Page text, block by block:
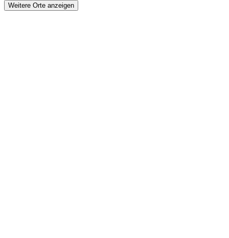
Weitere Orte anzeigen